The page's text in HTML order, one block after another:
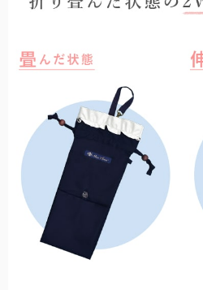
2段折りラ
男性にもお使いいただける、折りたた
女性の一般的な雨傘のサイズに近く、
通気性に優れ、涼しげで夏らしいデザ
ロング（Lサ
袖口と腕回りにゆとりを持たせ、腕回
ストール
サッと羽織るだけで日差しをブロック
ネック/アー
首回り、腕回りの紫外線を98%以上カ
オーバーサン
テラヘルツ鉱石を配合したヘルスサ